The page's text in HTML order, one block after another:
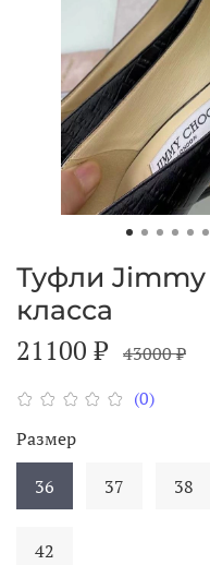
(0)
Туфли
класса
21100 ₽ 43000 ₽
Размер
36
37 38
42